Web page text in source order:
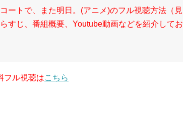
ートで、また明日。(アニメ)のフル視聴方法（見
すじ、番組概要、Youtube動画などを紹介してお
フル視聴はこちら